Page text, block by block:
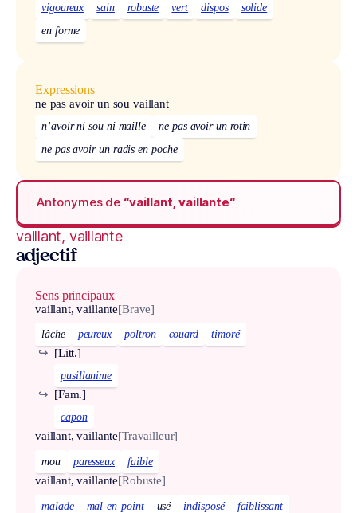
vigoureux sain robuste vert dispos
solide
en forme
Expressions
ne pas avoir un sou vaillant
n’avoir ni sou ni maille
ne pas avoir un rotin
ne pas avoir un radis en poche
Antonymes de “vaillant, vaillante“
vaillant, vaillante
adjectif
Sens principaux
vaillant, vaillante[Brave]
lâche peureux poltron couard timoré
[Litt.]
↪
pusillanime
[Fam.]
↪
capon
vaillant, vaillante[Travailleur]
mou paresseux faible
vaillant, vaillante[Robuste]
malade mal-en-point usé indisposé
faiblissant